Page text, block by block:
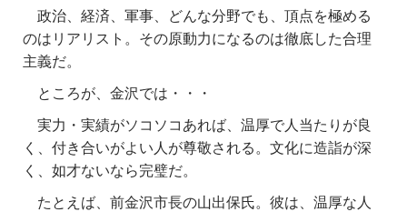
政治、経済、軍事、どんな分野でも、頂点を極める
のはリアリスト。その原動力になるのは徹底した合理
主義だ。
ところが、金沢では・・・
実力・実績がソコソコあれば、温厚で人当たりが良
く、付き合いがよい人が尊敬される。文化に造詣が深
く、如才ないなら完璧だ。
たとえば、前金沢市長の山出保氏。彼は、温厚な人